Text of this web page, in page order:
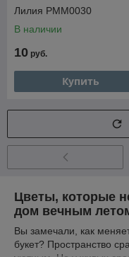
Лилия РММ0030
В наличии
10 руб.
Купить
Цветы, которые
дом вечным
Вы замечали, как
букет? Пространство